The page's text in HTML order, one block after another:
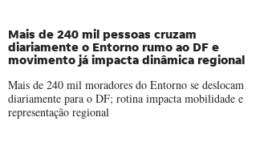
Mais de 240 mil pessoas cruzam
diariamente o Entorno rumo ao DF e
movimento já impacta dinâmica regional
Mais de 240 mil moradores do Entorno se deslocam
diariamente para o DF; rotina impacta mobilidade e
representação regional